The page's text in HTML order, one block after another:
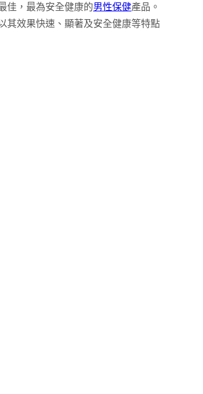
佳，最為安全健康的男性保健產品。
其效果快速、顯著及安全健康等特點